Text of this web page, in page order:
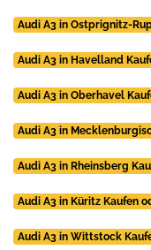
Audi A3 in Ostprignitz-
Audi A3 in Havelland
Audi A3 in Oberhavel
Audi A3 in
Audi A3 in Rheinsberg
Audi A3 in Küritz Kaufen
Audi A3 in Wittstock